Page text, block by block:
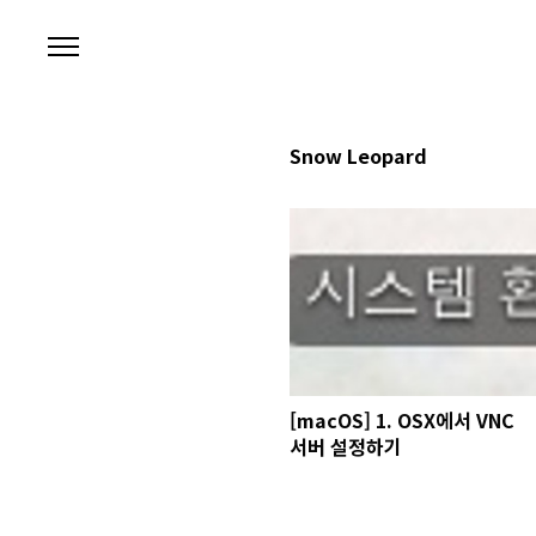
Snow Leopard
[macOS] 1. OSX에서 VNC
서버 설정하기